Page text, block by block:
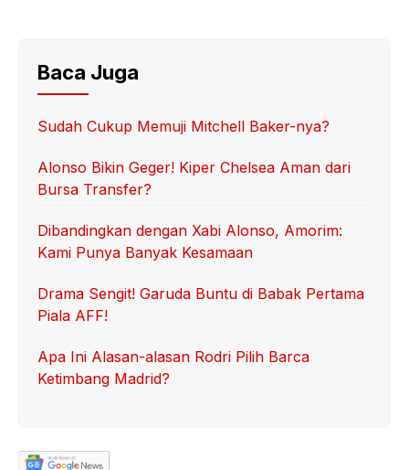
Baca Juga
Sudah Cukup Memuji Mitchell Baker-nya?
Alonso Bikin Geger! Kiper Chelsea Aman dari
Bursa Transfer?
Dibandingkan dengan Xabi Alonso, Amorim:
Kami Punya Banyak Kesamaan
Drama Sengit! Garuda Buntu di Babak Pertama
Piala AFF!
Apa Ini Alasan-alasan Rodri Pilih Barca
Ketimbang Madrid?